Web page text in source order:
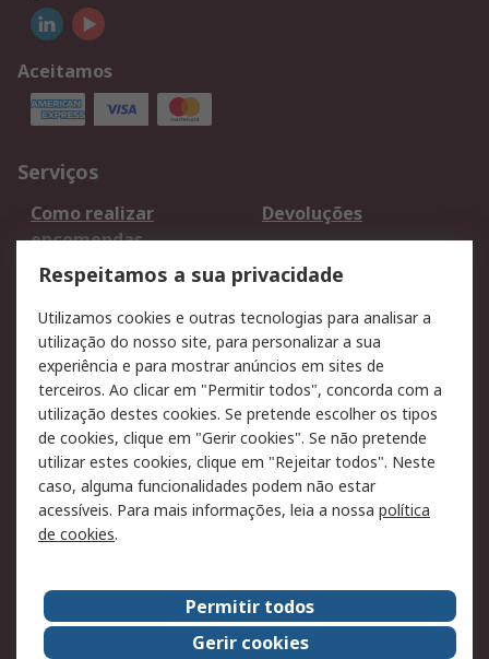
Aceitamos
Serviços
Como realizar
encomendas
Devoluções
Formas de entrega
Qualidade e ambiente
Pagamento e
faturação
Legal
Aviso legal
Política de cookies
Política de privacidade
- Atualizada
Segurança de emails
Condições de venda
Sobre a RS
A RS no mundo
RS Group
Respeitamos a sua privacidade
Utilizamos cookies e outras tecnologias para analisar a
utilização do nosso site, para personalizar a sua
experiência e para mostrar anúncios em sites de
terceiros. Ao clicar em "Permitir todos", concorda com a
utilização destes cookies. Se pretende escolher os tipos
de cookies, clique em "Gerir cookies". Se não pretende
utilizar estes cookies, clique em "Rejeitar todos". Neste
caso, alguma funcionalidades podem não estar
acessíveis. Para mais informações, leia a nossa política
de cookies.
Permitir todos
Gerir cookies